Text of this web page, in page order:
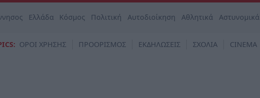
Ελλάδα Κόσμος Πολιτική Αυτοδιοίκηση Αθλητικά Αστυνομικά
ΟΡΟΙ ΧΡΗΣΗΣ ΠΡΟΟΡΙΣΜΟΣ ΕΚΔΗΛΩΣΕΙΣ ΣΧΟΛΙΑ CINEMA